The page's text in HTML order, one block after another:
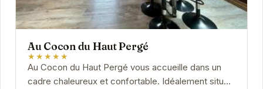
Au Cocon du Haut Pergé
★★★★★
Au Cocon du Haut Pergé vous accueille dans un
cadre chaleureux et confortable. Idéalement situé